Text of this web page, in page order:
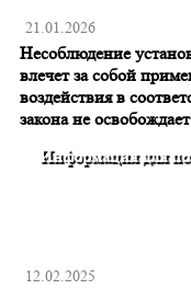
21.01.2026
Несоблюдение
влечет за собой
воздействия в
закона не
Информация для
12.02.2025